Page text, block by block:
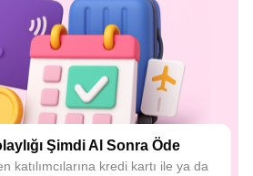
Şimdi Al Sonra Öde
katılımcılarına kredi kartı ile ya da